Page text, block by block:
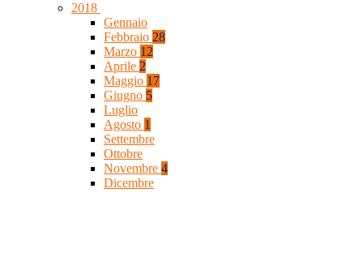
2018
Gennaio
Febbraio 28
Marzo 12
Aprile 2
Maggio 17
Giugno 5
Luglio
Agosto 1
Settembre
Ottobre
Novembre 4
Dicembre